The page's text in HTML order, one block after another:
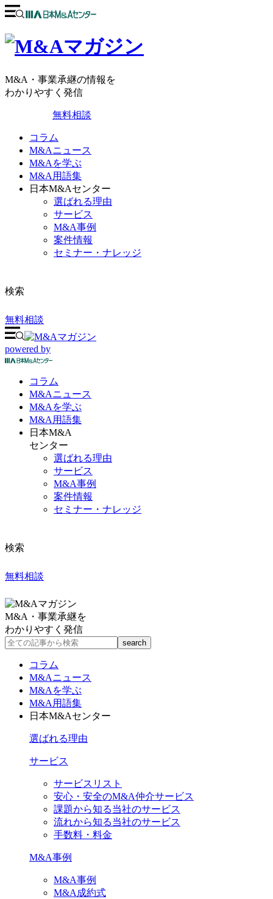
M&A・事業承継の情報を
わかりやすく発信
無料相談
コラム
M&Aニュース
M&Aを学ぶ
M&A用語集
日本M&Aセンター
選ばれる理由
サービス
M&A事例
案件情報
セミナー・ナレッジ
検索
無料相談
powered by
コラム
M&Aニュース
M&Aを学ぶ
M&A 用語集
日本M&A
センター
選ばれる理由
サービス
M&A事例
案件情報
セミナー・ナレッジ
検索
無料相談
M&A・事業承継を
わかりやすく発信
コラム
M&Aニュース
M&Aを学ぶ
M&A用語集
日本M&Aセンター
選ばれる理由
サービス
サービスリスト
安心・安全のM&A仲介サービス
課題から知る当社のサービス
流れから知る当社のサービス
手数料・料金
M&A事例
M&A事例
M&A成約式